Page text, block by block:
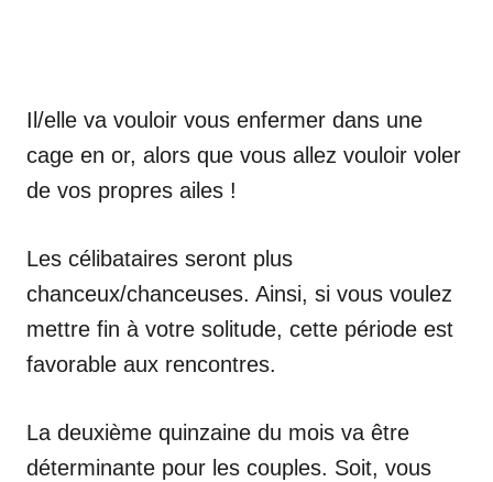
Il/elle va vouloir vous enfermer dans une
cage en or, alors que vous allez vouloir voler
de vos propres ailes !
Les célibataires seront plus
chanceux/chanceuses. Ainsi, si vous voulez
mettre fin à votre solitude, cette période est
favorable aux rencontres.
La deuxième quinzaine du mois va être
déterminante pour les couples. Soit, vous